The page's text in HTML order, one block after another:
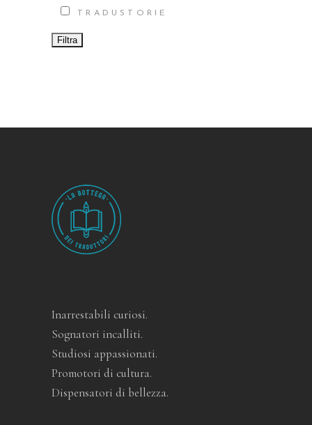
TRADUSTORIE
Inarrestabili curiosi.
Sognatori incalliti.
Studiosi appassionati.
Promotori di cultura.
Dispensatori di bellezza.